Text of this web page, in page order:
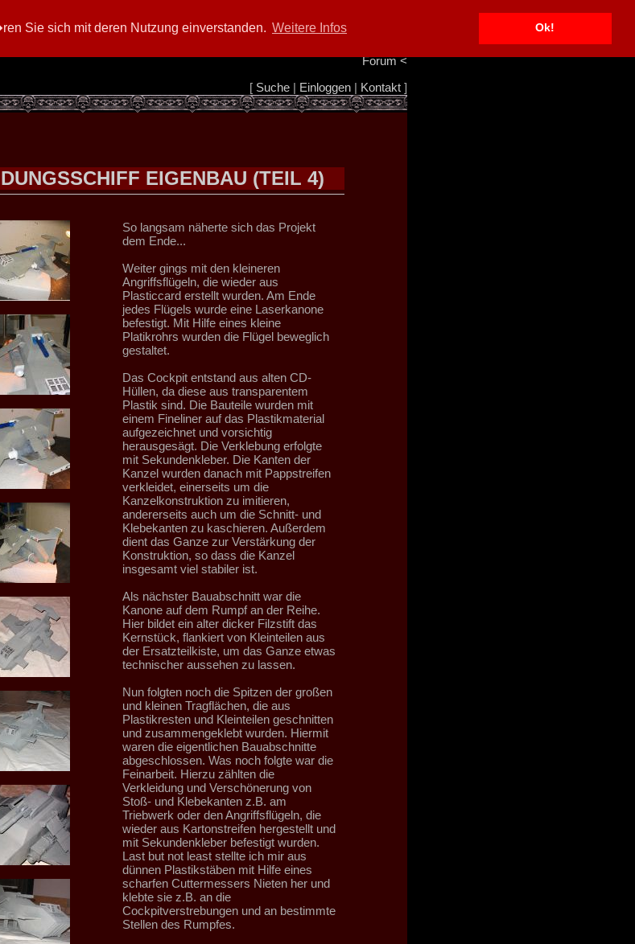
Sie sich mit deren Nutzung einverstanden. Weitere Infos Ok!
Info/Impressum
Forum<
[ Suche| Einloggen| Kontakt]
EIGENBAU (TEIL 4)
So langsam näherte sich das Projekt
dem Ende...
Weiter gings mit den kleineren
Angriffsflügeln, die wieder aus
Plasticcard erstellt wurden. Am Ende
jedes Flügels wurde eine Laserkanone
befestigt. Mit Hilfe eines kleine
Platikrohrs wurden die Flügel beweglich
gestaltet.
Das Cockpit entstand aus alten CD-
Hüllen, da diese aus transparentem
Plastik sind. Die Bauteile wurden mit
einem Fineliner auf das Plastikmaterial
aufgezeichnet und vorsichtig
herausgesägt. Die Verklebung erfolgte
mit Sekundenkleber. Die Kanten der
Kanzel wurden danach mit Pappstreifen
verkleidet, einerseits um die
Kanzelkonstruktion zu imitieren,
andererseits auch um die Schnitt- und
Klebekanten zu kaschieren. Außerdem
dient das Ganze zur Verstärkung der
Konstruktion, so dass die Kanzel
insgesamt viel stabiler ist.
Als nächster Bauabschnitt war die
Kanone auf dem Rumpf an der Reihe.
Hier bildet ein alter dicker Filzstift das
Kernstück, flankiert von Kleinteilen aus
der Ersatzteilkiste, um das Ganze etwas
technischer aussehen zu lassen.
Nun folgten noch die Spitzen der großen
und kleinen Tragflächen, die aus
Plastikresten und Kleinteilen geschnitten
und zusammengeklebt wurden. Hiermit
waren die eigentlichen Bauabschnitte
abgeschlossen. Was noch folgte war die
Feinarbeit. Hierzu zählten die
Verkleidung und Verschönerung von
Stoß- und Klebekanten z.B. am
Triebwerk oder den Angriffsflügeln, die
wieder aus Kartonstreifen hergestellt und
mit Sekundenkleber befestigt wurden.
Last but not least stellte ich mir aus
dünnen Plastikstäben mit Hilfe eines
scharfen Cuttermessers Nieten her und
klebte sie z.B. an die
Cockpitverstrebungen und an bestimmte
Stellen des Rumpfes.